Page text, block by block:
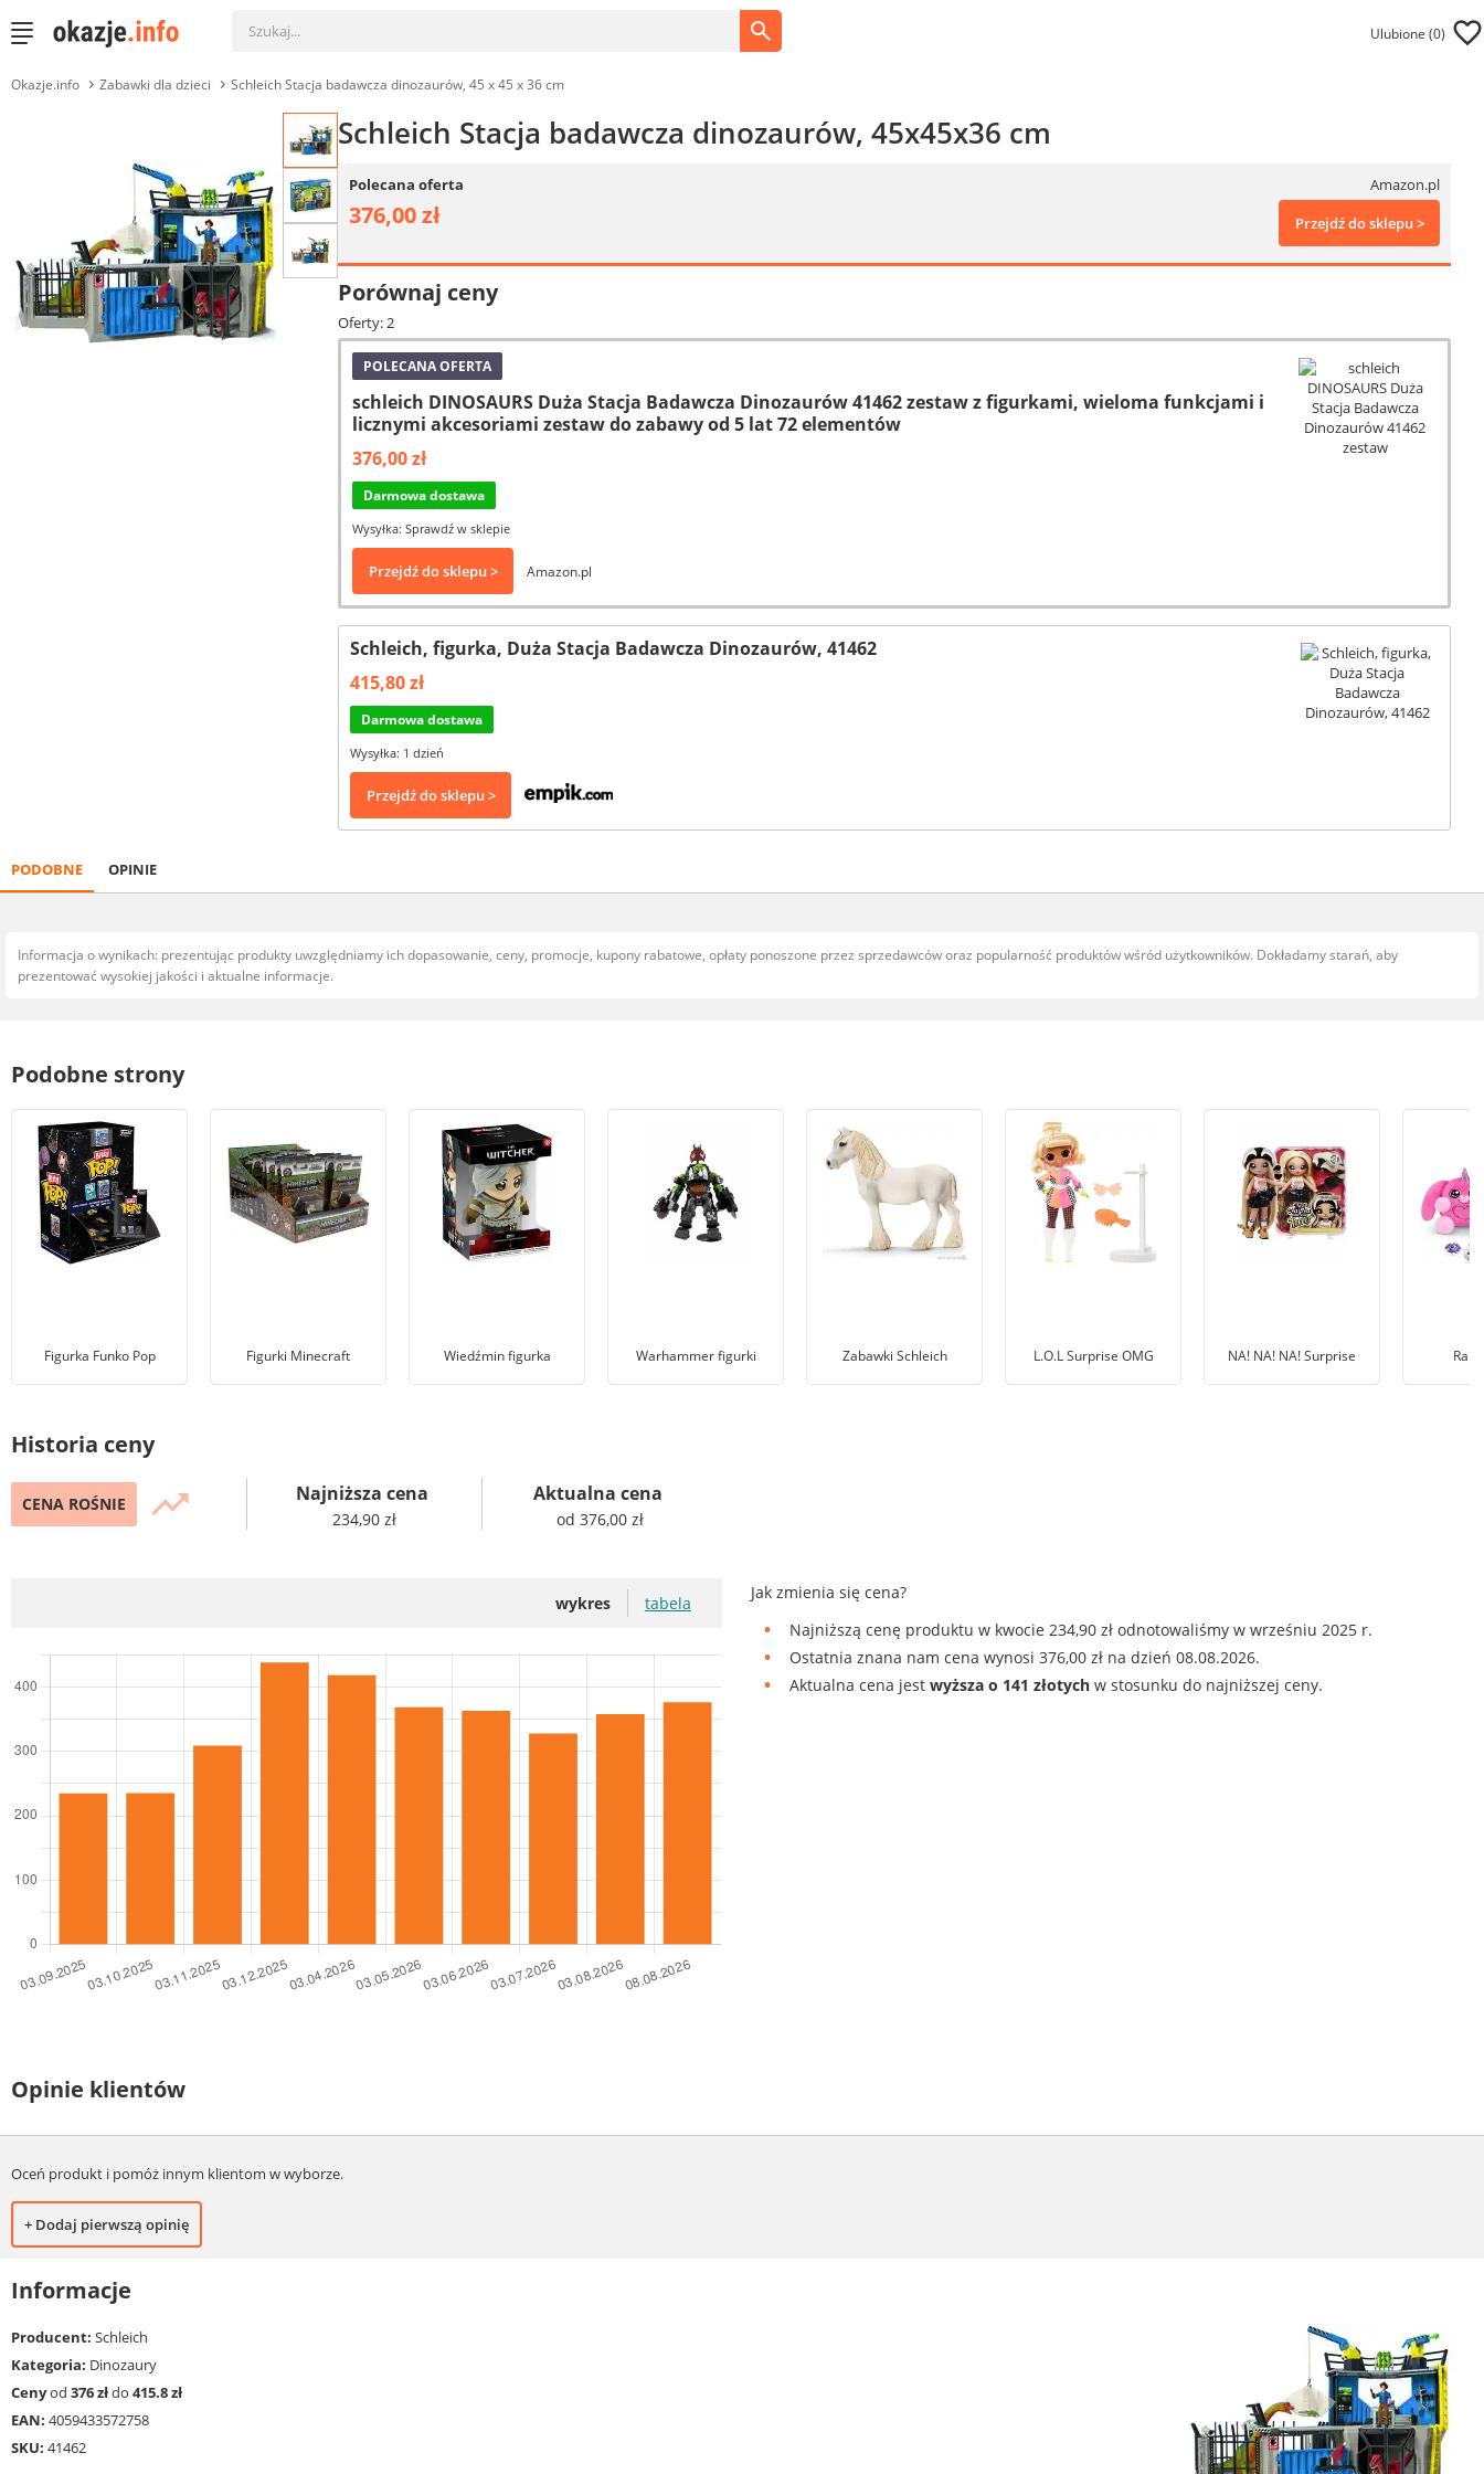
Ulubione (0)
Okazje.info Zabawki dla dzieci Schleich Stacja badawcza dinozaurów, 45 x 45 x 36 cm
Schleich Stacja badawcza dinozaurów, 45x45x36 cm
Polecana oferta Amazon.pl
376,00 zł Przejdź do sklepu >
Porównaj ceny
Oferty: 2
POLECANA OFERTA
schleich DINOSAURS Duża Stacja Badawcza Dinozaurów 41462 zestaw z figurkami, wieloma funkcjami i
licznymi akcesoriami zestaw do zabawy od 5 lat 72 elementów
376,00 zł
Darmowa dostawa
Wysyłka: Sprawdź w sklepie
Przejdź do sklepu > Amazon.pl
Schleich, figurka, Duża Stacja Badawcza Dinozaurów, 41462
415,80 zł
Darmowa dostawa
Wysyłka: 1 dzień
Przejdź do sklepu >
PODOBNE OPINIE
Informacja o wynikach: prezentując produkty uwzględniamy ich dopasowanie, ceny, promocje, kupony rabatowe, opłaty ponoszone przez sprzedawców oraz popularność produktów wśród użytkowników. Dokładamy starań, aby
prezentować wysokiej jakości i aktualne informacje.
Podobne strony
Figurka Funko Pop Figurki Minecraft Wiedźmin figurka Warhammer figurki Zabawki Schleich L.O.L Surprise OMG NA! NA! NA! Surprise
Historia ceny
CENA ROŚNIE trending_up Najniższa cena
234,90 zł
Aktualna cena
od 376,00 zł
wykres tabela
Jak zmienia się cena?
Najniższą cenę produktu w kwocie 234,90 zł odnotowaliśmy w wrześniu 2025 r.
Ostatnia znana nam cena wynosi 376,00 zł na dzień 08.08.2026.
Aktualna cena jestwyższa o 141 złotych w stosunku do najniższej ceny.
Opinie klientów
Oceń produkt i pomóż innym klientom w wyborze.
+ Dodaj pierwszą opinię
Informacje
Producent: Schleich
Kategoria: Dinozaury
Cenyod 376 złdo 415.8 zł
EAN: 4059433572758
SKU: 41462